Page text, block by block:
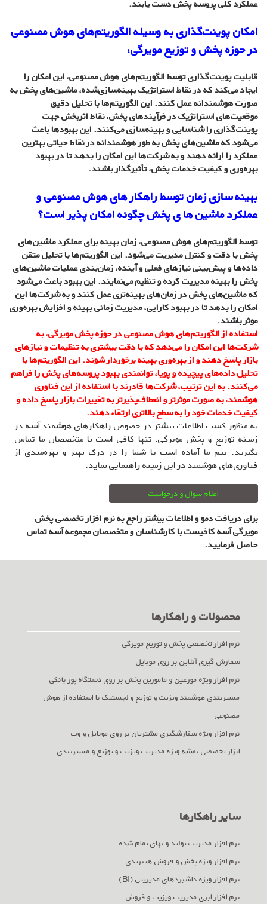
عملکرد کلی پروسه پخش دست یابند.
امکان پوینت‌گذاری به وسیله الگوریتم‌های هوش مصنوعی
در حوزه پخش و توزیع مویرگی:
قابلیت پوینت‌گذاری توسط الگوریتم‌های هوش مصنوعی، این امکان را
ایجاد می‌کند که در نقاط استراتژیک بهینه‌سازی‌شده، ماشین‌های پخش به
صورت هوشمندانه عمل کنند. این الگوریتم‌ها با تحلیل دقیق
موقعیت‌های استراتژیک در فرآیندهای پخش، نقاط اثربخش جهت
پوینت‌گذاری را شناسایی و بهینه‌سازی می‌کنند. این بهبودها باعث
می‌شود که ماشین‌های پخش به طور هوشمندانه در نقاط حیاتی بهترین
عملکرد را ارائه دهند و به شرکت‌ها این امکان را بدهد تا در بهبود
بهره‌وری و کیفیت خدمات پخش، تأثیرگذار باشند.
بهینه سازی زمان توسط راهکار های هوش مصنوعی و
عملکرد ماشین ها ی پخش چگونه امکان پذیر است؟
توسط الگوریتم‌های هوش مصنوعی، زمان بهینه برای عملکرد ماشین‌های
پخش با دقت و کنترل مدیریت می‌شود. این الگوریتم‌ها با تحلیل متقن
داده‌ها و پیش‌بینی نیازهای فعلی و آینده، زمان‌بندی عملیات ماشین‌های
پخش را بهینه مدیریت کرده و تنظیم می‌نمایند. این بهبود باعث می‌شود
که ماشین‌های پخش در زمان‌های بهینه‌تری عمل کنند و به شرکت‌ها این
امکان را بدهد تا در بهبود کارایی، مدیریت زمانی بهینه و افزایش بهره‌وری
موثر باشند.
استفاده از الگوریتم‌های هوش مصنوعی در حوزه پخش مویرگی، به
شرکت‌ها این امکان را می‌دهد که با دقت بیشتری به تنظیمات و نیازهای
بازار پاسخ دهند و از بهره‌وری بهینه برخوردار شوند. این الگوریتم‌ها با
تحلیل داده‌های پیچیده و پویا، توانمندی بهبود پروسه‌های پخش را فراهم
می‌کنند. به این ترتیب، شرکت‌ها قادرند با استفاده از این فناوری
هوشمند، به صورت موثرتر و انعطاف‌پذیرتر به تغییرات بازار پاسخ داده و
کیفیت خدمات خود را به سطح بالاتری ارتقاء دهند.
به منظور کسب اطلاعات بیشتر در خصوص راهکارهای هوشمند آسه در
زمینه توزیع و پخش مویرگی، تنها کافی است با متخصصان ما تماس
بگیرید. تیم ما آماده است تا شما را در درک بهتر و بهره‌مندی از
فناوری‌های هوشمند در این زمینه راهنمایی نماید.
اعلام سوال و درخواست
برای دریافت دمو و اطلاعات بیشتر راجع به نرم افزار تخصصی پخش
مویرگی آسه کافیست با کارشناسان و متخصصان مجموعه آسه تماس
حاصل فرمایید.
محصولات و راهکارها
نرم افزار تخصصی پخش و توزیع مویرگی
سفارش گیری آنلاین بر روی موبایل
نرم افزار ویژه موزعین و مامورین پخش بر روی دستگاه پوز بانکی
مسیربندی هوشمند ویزیت و توزیع و لجستیک با استفاده از هوش
مصنوعی
نرم افزار ویژه سفارشگیری مشتریان بر روی موبایل و وب
ابزار تخصصی نقشه ویژه مدیریت ویزیت و توزیع و مسیربندی
سایر راهکارها
نرم افزار مدیریت تولید و بهای تمام شده
نرم افزار ویژه پخش و فروش هیبریدی
نرم افزار ویژه داشبردهای مدیریتی (BI)
نرم افزار ابری مدیریت ویزیت و فروش